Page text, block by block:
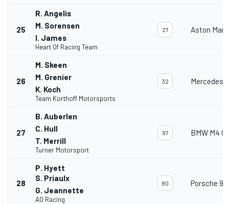
25
R. Angelis
M. Sorensen
I. James
Heart Of Racing Team
27 Aston
26
M. Skeen
M. Grenier
K. Koch
Team Korthoff Motorsports
32 Mercedes
27
B. Auberlen
C. Hull
T. Merrill
Turner Motorsport
97 BMW M4
28
P. Hyett
S. Priaulx
G. Jeannette
AO Racing
80 Porsche